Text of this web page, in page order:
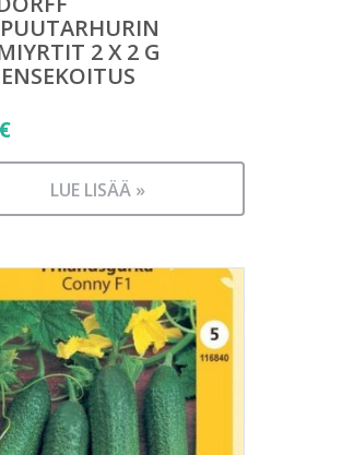
2 X 2 G
€
LUE LISÄÄ »